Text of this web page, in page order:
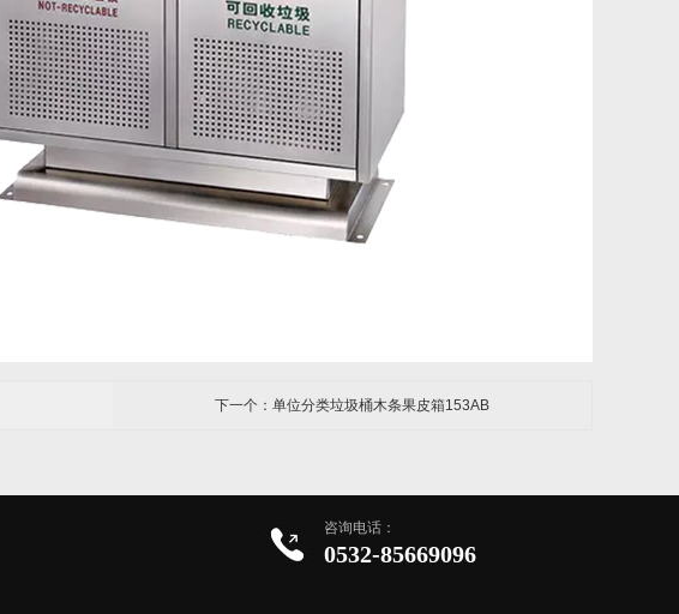
下一个：单位分类垃圾桶木条果皮箱153AB
咨询电话：
0532-85669096